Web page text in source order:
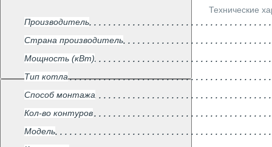
Технические
Производитель
Страна производитель
Мощность (кВт)
Тип котла
Способ монтажа
Кол-во контуров
Модель